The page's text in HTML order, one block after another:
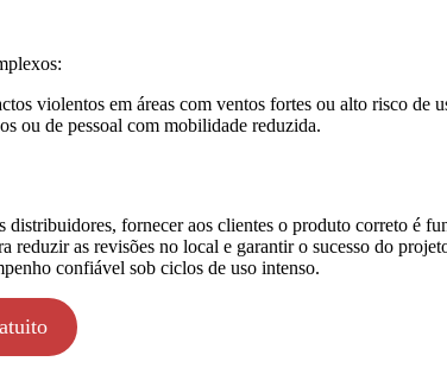
violentos em áreas com ventos fortes ou alto risco de
ou de pessoal com mobilidade reduzida.
distribuidores, fornecer aos clientes o produto correto é
reduzir as revisões no local e garantir o sucesso do
confiável sob ciclos de uso intenso.